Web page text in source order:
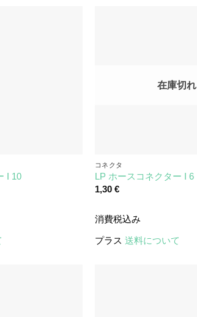
I 10
在庫切れ
コネクタ
LP ホースコネクター I 6
1,30 €
消費税込み
プラス 送料について